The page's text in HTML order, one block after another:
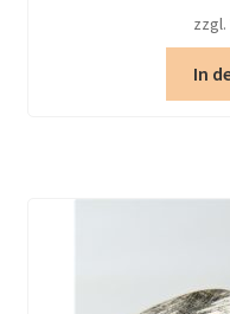
zzgl.
In